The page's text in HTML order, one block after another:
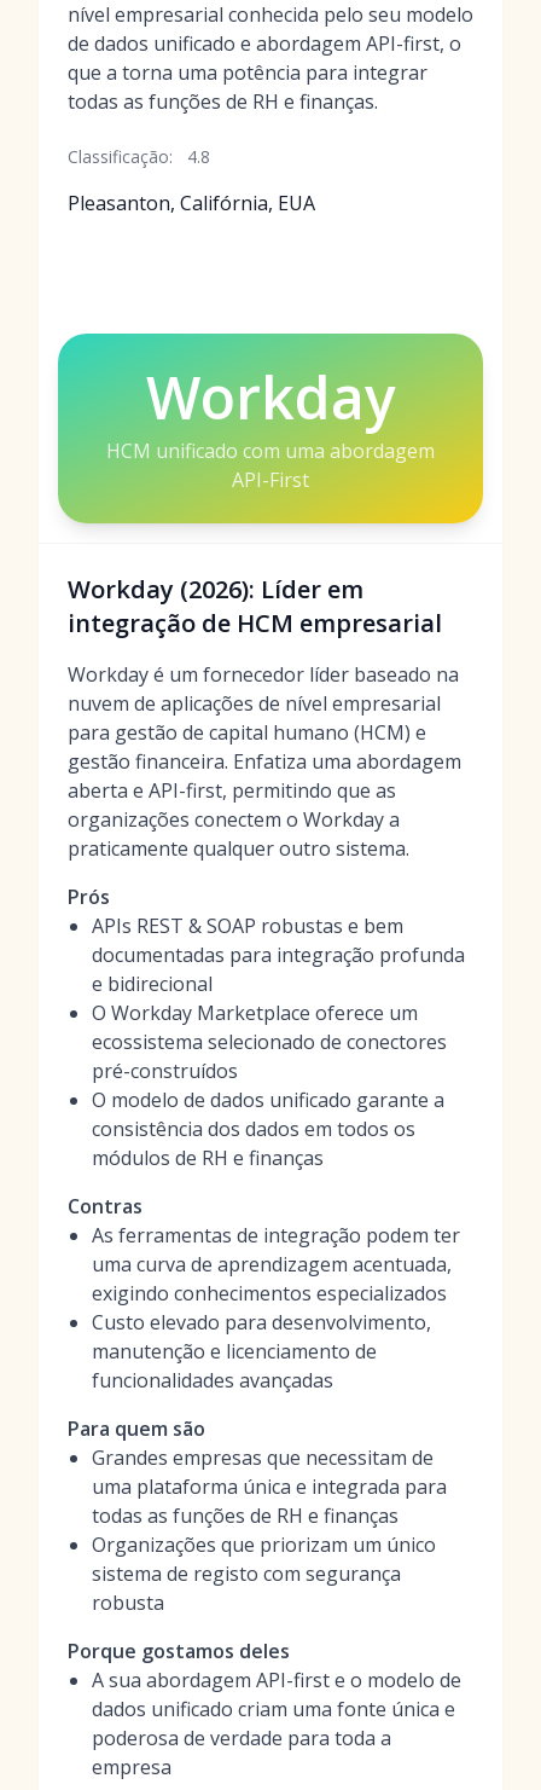
nível empresarial conhecida pelo seu modelo
de dados unificado e abordagem API-first, o
que a torna uma potência para integrar
todas as funções de RH e finanças.
Classificação: 4.8
Pleasanton, Califórnia, EUA
Workday
HCM unificado com uma abordagem
API-First
Workday (2026): Líder em
integração de HCM empresarial
Workday é um fornecedor líder baseado na
nuvem de aplicações de nível empresarial
para gestão de capital humano (HCM) e
gestão financeira. Enfatiza uma abordagem
aberta e API-first, permitindo que as
organizações conectem o Workday a
praticamente qualquer outro sistema.
Prós
APIs REST & SOAP robustas e bem
documentadas para integração profunda
e bidirecional
O Workday Marketplace oferece um
ecossistema selecionado de conectores
pré-construídos
O modelo de dados unificado garante a
consistência dos dados em todos os
módulos de RH e finanças
Contras
As ferramentas de integração podem ter
uma curva de aprendizagem acentuada,
exigindo conhecimentos especializados
Custo elevado para desenvolvimento,
manutenção e licenciamento de
funcionalidades avançadas
Para quem são
Grandes empresas que necessitam de
uma plataforma única e integrada para
todas as funções de RH e finanças
Organizações que priorizam um único
sistema de registo com segurança
robusta
Porque gostamos deles
A sua abordagem API-first e o modelo de
dados unificado criam uma fonte única e
poderosa de verdade para toda a
empresa